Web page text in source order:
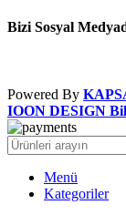
Bizi Sosyal
Powered By
IOON DESIGN
Menü
Kategoriler